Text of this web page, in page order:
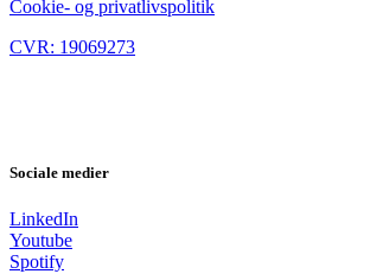
Cookie- og privatlivspolitik
CVR: 19069273
Sociale medier
LinkedIn
Youtube
Spotify